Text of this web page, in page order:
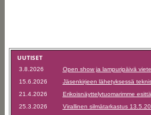
UUTISET
3.8.2026
Open show ja lampuripäivä
15.6.2026
Jäsenkirjeen lähetyksessä
21.4.2026
Erikoisnäyttelytuomarimme
25.3.2026
Virallinen silmätarkastus